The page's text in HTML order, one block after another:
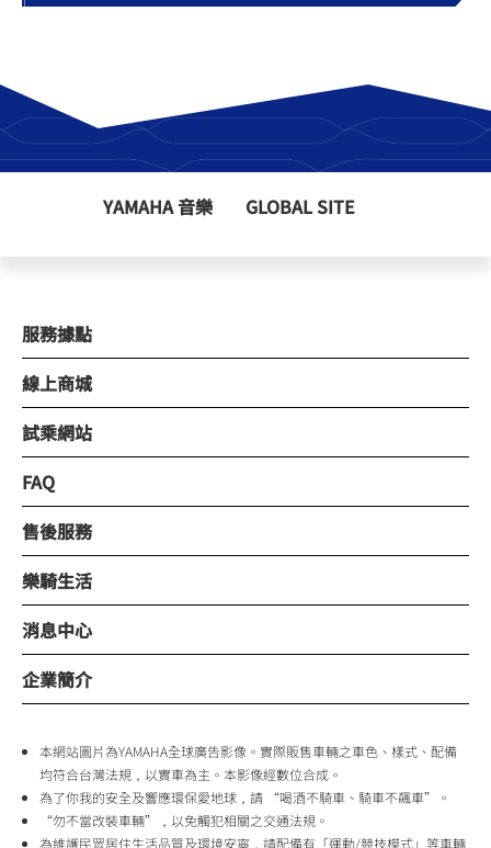
YAMAHA 音樂 GLOBAL SITE
服務據點
線上商城
試乘網站
FAQ
售後服務
樂騎生活
消息中心
企業簡介
本網站圖片為YAMAHA全球廣告影像。實際販售車輛之車色、樣式、配備
均符合台灣法規，以實車為主。本影像經數位合成。
為了你我的安全及響應環保愛地球，請 “喝酒不騎車、騎車不飆車”。
“勿不當改裝車輛”，以免觸犯相關之交通法規。
為維護民眾居住生活品質及環境安寧，請配備有「運動/競技模式」等車輛